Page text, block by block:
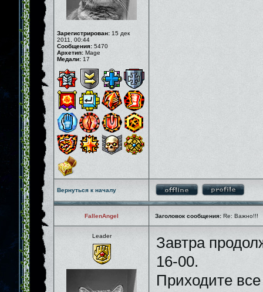
Зарегистрирован: 15 дек
2011, 00:44
Сообщения: 5470
Архетип: Mage
Медали: 17
Вернуться к началу
FallenAngel Заголовок сообщения: Re: Важно!!!
Leader
Завтра
16-00.
Приходите